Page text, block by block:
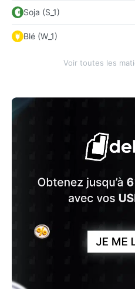
Soja (S_1)
Blé (W_1)
Voir toutes les